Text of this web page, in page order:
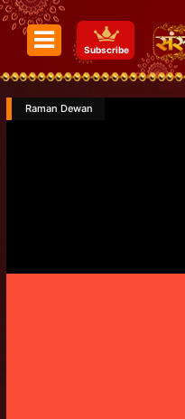
Subscribe
Raman Dewan